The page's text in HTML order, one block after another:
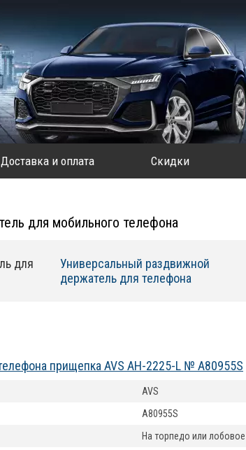
Доставка и оплата Скидки
для мобильного телефона
для
Универсальный раздвижной
держатель для телефона
прищепка AVS AH-2225-L № A80955S
AVS
A80955S
На торпедо или лобовое